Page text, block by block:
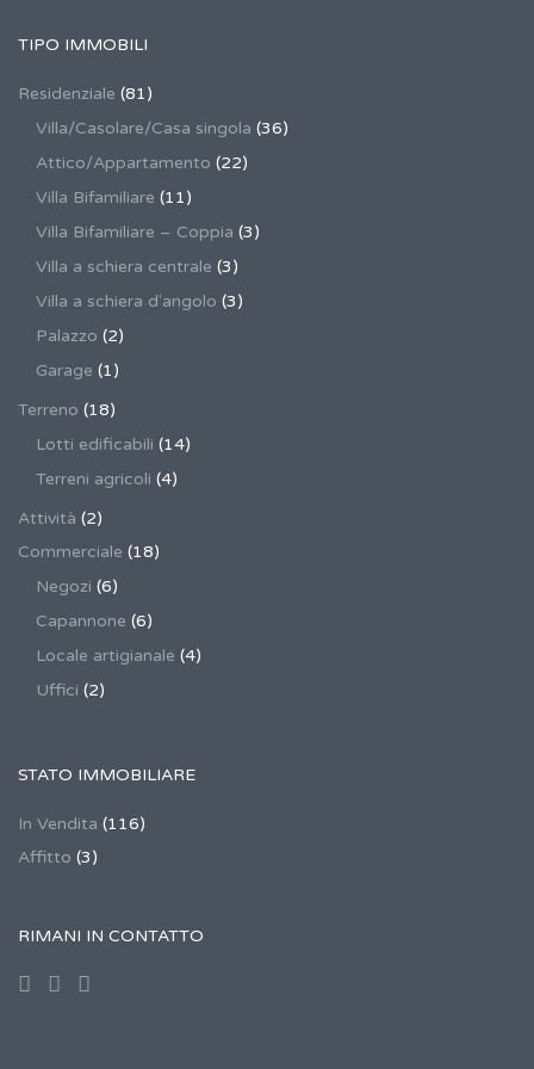
TIPO IMMOBILI
Residenziale (81)
Villa/Casolare/Casa singola (36)
Attico/Appartamento (22)
Villa Bifamiliare (11)
Villa Bifamiliare – Coppia (3)
Villa a schiera centrale (3)
Villa a schiera d'angolo (3)
Palazzo (2)
Garage (1)
Terreno (18)
Lotti edificabili (14)
Terreni agricoli (4)
Attività (2)
Commerciale (18)
Negozi (6)
Capannone (6)
Locale artigianale (4)
Uffici (2)
STATO IMMOBILIARE
In Vendita (116)
Affitto (3)
RIMANI IN CONTATTO